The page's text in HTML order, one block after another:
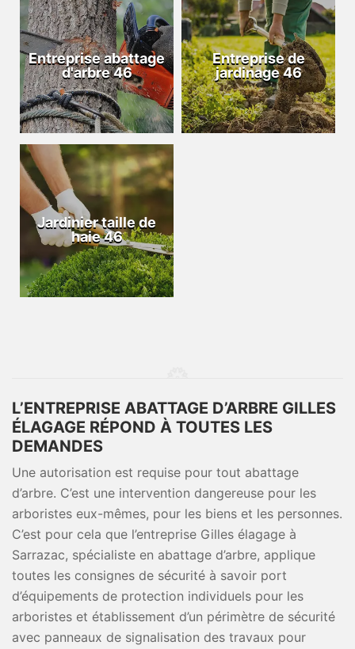
Entreprise abattage
d'arbre 46
Entreprise de
jardinage 46
Jardinier taille de
haie 46
L’ENTREPRISE ABATTAGE D’ARBRE GILLES
ÉLAGAGE RÉPOND À TOUTES LES
DEMANDES
Une autorisation est requise pour tout abattage
d’arbre. C’est une intervention dangereuse pour les
arboristes eux-mêmes, pour les biens et les personnes.
C’est pour cela que l’entreprise Gilles élagage à
Sarrazac, spécialiste en abattage d’arbre, applique
toutes les consignes de sécurité à savoir port
d’équipements de protection individuels pour les
arboristes et établissement d’un périmètre de sécurité
avec panneaux de signalisation des travaux pour